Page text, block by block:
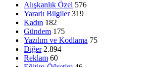
Alışkanlık Özel 576
Yararlı Bilgiler 319
Kadın 182
Gündem 175
Yazılım ve Kodlama 75
Diğer 2.894
Reklam 60